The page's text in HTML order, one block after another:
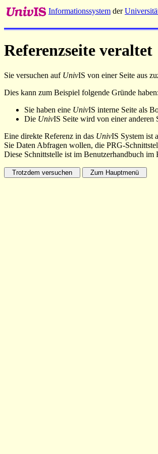
Informationssystem der
Referenzseite veraltet
Sie versuchen auf UnivIS von einer Seite aus
Dies kann zum Beispiel folgende Gründe haben:
Sie haben eine UnivIS interne Seite als
Die UnivIS Seite wird von einer anderen
Eine direkte Referenz in das UnivIS System ist
Sie Daten Abfragen wollen, die PRG-
Diese Schnittstelle ist im Benutzerhandbuch